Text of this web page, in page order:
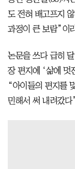
도 전혀 배고프지
과정이 큰 보람”이
논문을 쓰다 급히
장 편지에 ‘삶에 멋
“아이들의 편지를
민해서 써 내려갔다